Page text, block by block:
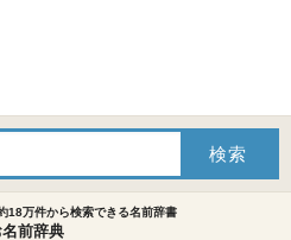
18万件から検索できる名前辞書
名前辞典